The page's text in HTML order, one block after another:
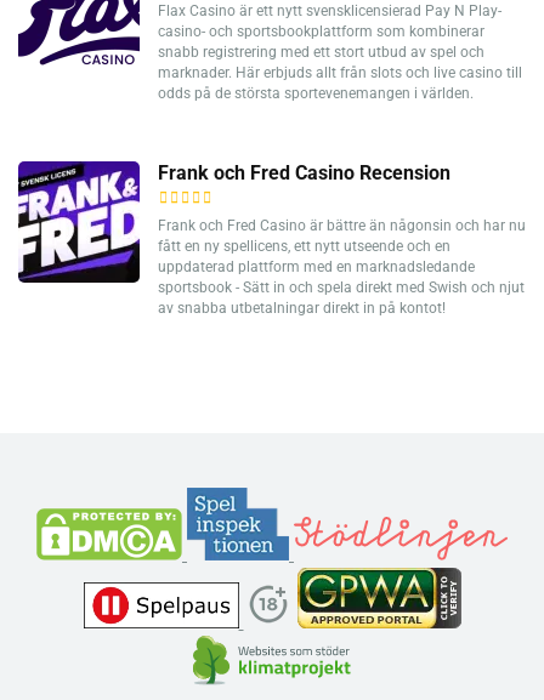
Flax Casino är ett nytt svensklicensierad Pay N Play-
casino- och sportsbookplattform som kombinerar
snabb registrering med ett stort utbud av spel och
marknader. Här erbjuds allt från slots och live casino till
odds på de största sportevenemangen i världen.
Frank och Fred Casino Recension
Frank och Fred Casino är bättre än någonsin och har nu
fått en ny spellicens, ett nytt utseende och en
uppdaterad plattform med en marknadsledande
sportsbook - Sätt in och spela direkt med Swish och njut
av snabba utbetalningar direkt in på kontot!